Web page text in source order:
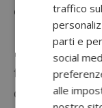
cartolina
per definire i
Ricordati che
fino al 31
di una buona
traffico
parti e
social
alle